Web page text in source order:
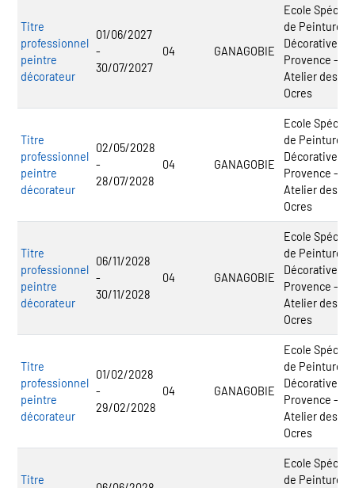
Titre
professionnel
peintre
décorateur
01/06/2027
-
30/07/2027
04 GANAGOBIE
Ecole Spéciale
de Peinture
Décorative de
Provence -
Atelier des
Ocres
Titre
professionnel
peintre
décorateur
02/05/2028
-
28/07/2028
04 GANAGOBIE
Ecole Spéciale
de Peinture
Décorative de
Provence -
Atelier des
Ocres
Titre
professionnel
peintre
décorateur
06/11/2028
-
30/11/2028
04 GANAGOBIE
Ecole Spéciale
de Peinture
Décorative de
Provence -
Atelier des
Ocres
Titre
professionnel
peintre
décorateur
01/02/2028
-
29/02/2028
04 GANAGOBIE
Ecole Spéciale
de Peinture
Décorative de
Provence -
Atelier des
Ocres
Titre
Ecole Spéciale
de Peinture